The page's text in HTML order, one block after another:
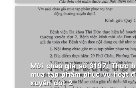
Mời chào giá số 3197: Thực
mua tạp phẩm phục vụ hoạt
xuyên đợt 2